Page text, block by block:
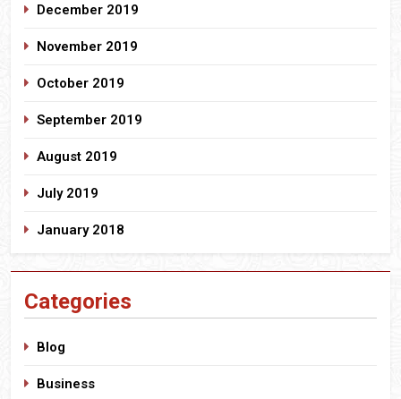
December 2019
November 2019
October 2019
September 2019
August 2019
July 2019
January 2018
Categories
Blog
Business